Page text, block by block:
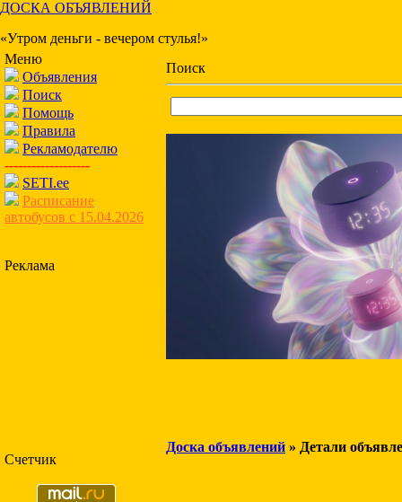
ДОСКА ОБЪЯВЛЕНИЙ
«Утром деньги - вечером стулья!»
Меню
Объявления
Поиск
Помощь
Правила
Рекламодателю
-------------------
SETI.ee
Расписание
автобусов с 15.04.2026
Реклама
Счетчик
Поиск
Доска объявлений » Детали